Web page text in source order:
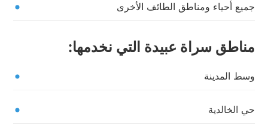
جميع أحياء ومناطق الطائف الأخرى
مناطق سراة عبيدة التي نخدمها:
وسط المدينة
حي الخالدية